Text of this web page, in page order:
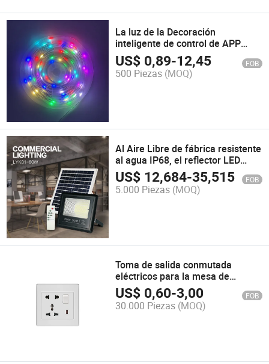
La luz de la Decoración
inteligente de control de APP
Impermeable IP68 televisor LED
RGB TIRA DE LEDS de
iluminación de fondo
US$ 0,89-12,45 FOB
500 Piezas (MOQ)
Al Aire Libre de fábrica resistente
al agua IP68, el reflector LED
Spotlight Farol Solar de la luz de
la calle
US$ 12,684-35,515 FOB
5.000 Piezas (MOQ)
Toma de salida conmutada
eléctricos para la mesa de
conferencias
US$ 0,60-3,00 FOB
30.000 Piezas (MOQ)